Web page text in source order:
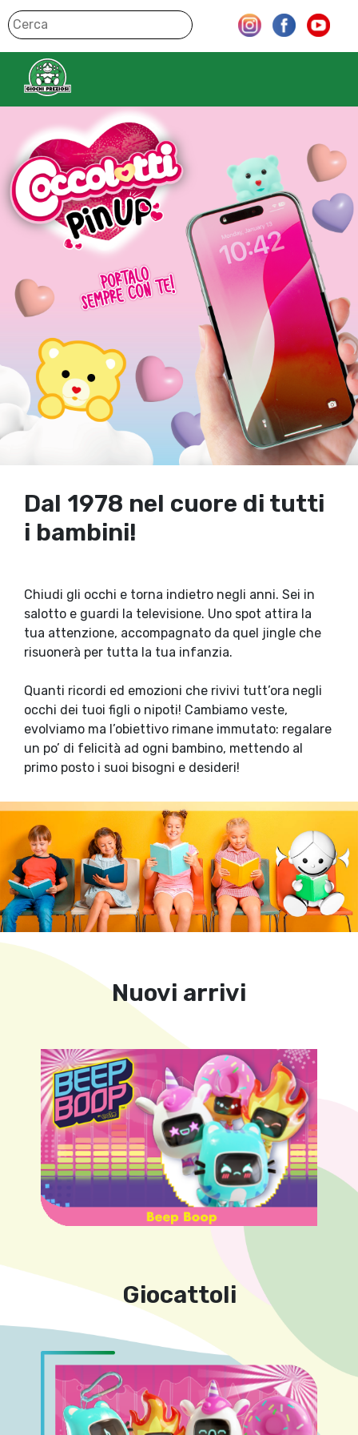
Dal 1978 nel cuore di tutti
i bambini!
Chiudi gli occhi e torna indietro negli anni. Sei in
salotto e guardi la televisione. Uno spot attira la
tua attenzione, accompagnato da quel jingle che
risuonerà per tutta la tua infanzia.
Quanti ricordi ed emozioni che rivivi tutt’ora negli
occhi dei tuoi figli o nipoti! Cambiamo veste,
evolviamo ma l’obiettivo rimane immutato: regalare
un po’ di felicità ad ogni bambino, mettendo al
primo posto i suoi bisogni e desideri!
Nuovi arrivi
Giocattoli